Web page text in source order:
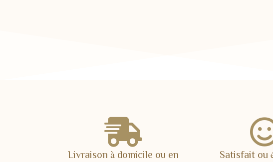

Livraison à domicile ou en
Satisfait ou